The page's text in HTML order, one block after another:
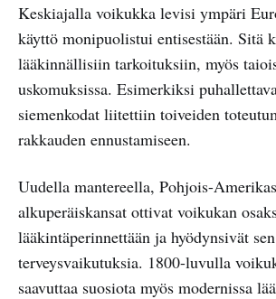
Keskiajalla voikukka levisi ympäri
käyttö monipuolistui entisestään. Sitä
lääkinnällisiin tarkoituksiin, myös
uskomuksissa. Esimerkiksi
siemenkodat liitettiin toiveiden
rakkauden ennustamiseen.
Uudella mantereella, Pohjois-
alkuperäiskansat ottivat voikukan
lääkintäperinnettään ja hyödynsivät
terveysvaikutuksia. 1800-luvulla
saavuttaa suosiota myös modernissa